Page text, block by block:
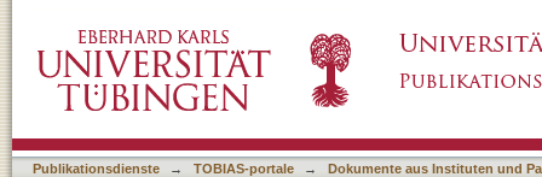
Klassifikation
Publikationsdienste → TOBIAS-portale →
Dokumente aus Instituten und